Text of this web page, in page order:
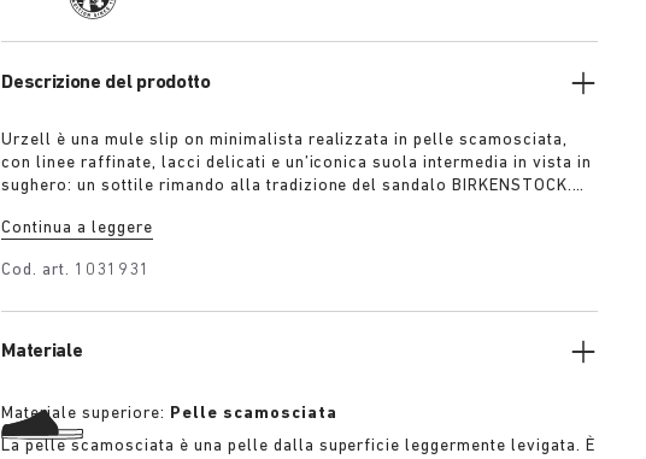
Descrizione del prodotto
Urzell è una mule slip on minimalista realizzata in pelle scamosciata,
con linee raffinate, lacci delicati e un’iconica suola intermedia in vista in
sughero: un sottile rimando alla tradizione del sandalo BIRKENSTOCK.
tortora, lime e granata per una garbata dichiarazione di stile.
Continua a leggere
Cod. art. 1031931
Materiale
Materiale superiore: Pelle scamosciata
La pelle scamosciata è una pelle dalla superficie leggermente levigata. È